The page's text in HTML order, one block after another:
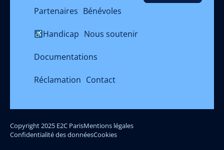
Partenaires Bénévoles
Handicap Nous soutenir
Documentations
Réclamation Contact
Copyright 2025 E2C ParisMentions légales
Confidentialité des donnéesCookies